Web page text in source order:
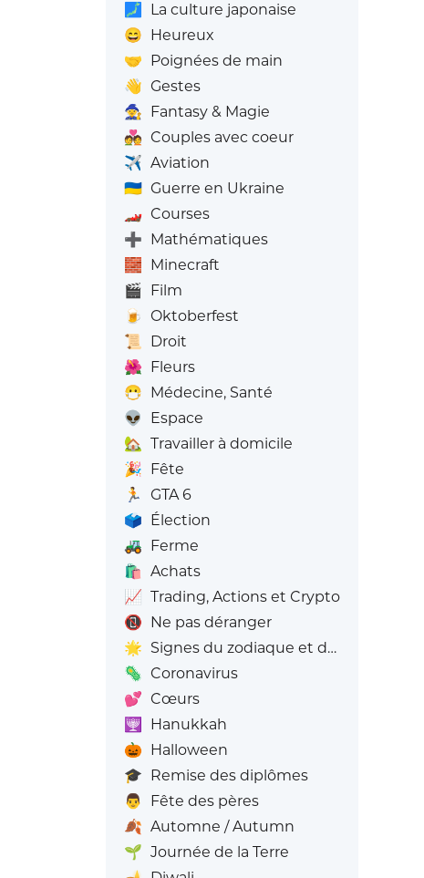
🗾
La culture japonaise
😄 Heureux
🤝 Poignées de main
👋 Gestes
🧙 Fantasy & Magie
💑 Couples avec coeur
✈️ Aviation
🇺🇦 Guerre en Ukraine
🏎️ Courses
➕ Mathématiques
🧱 Minecraft
🎬 Film
🍺
Oktoberfest
📜
Droit
🌺 Fleurs
😷 Médecine, Santé
👽
Espace
🏡 Travailler à domicile
🎉 Fête
🏃
GTA 6
🗳️ Élection
🚜 Ferme
🛍️ Achats
📈 Trading, Actions et Crypto
📵 Ne pas déranger
🌟 Signes du zodiaque et du zodiaque
🦠 Coronavirus
💕 Cœurs
🕎
Hanukkah
🎃 Halloween
🎓 Remise des diplômes
👨
Fête des pères
🍂 Automne / Autumn
🌱 Journée de la Terre